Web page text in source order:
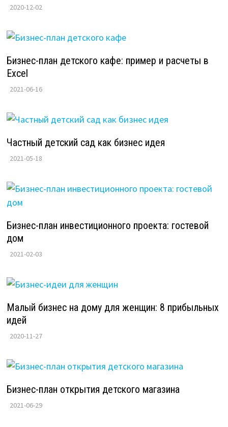
2020-12-02
Бизнес-план детского кафе: пример и расчеты в
Excel
2021-06-16
Частный детский сад как бизнес идея
2021-05-18
Бизнес-план инвестиционного проекта:​ гостевой
дом
2021-02-03
Малый бизнес на дому для женщин: 8 прибыльных
идей
2020-11-27
Бизнес-план открытия детского магазина
2021-06-29